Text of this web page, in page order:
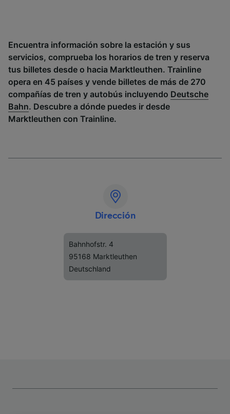
Encuentra información sobre la estación y sus
servicios, comprueba los horarios de tren y reserva
tus billetes desde o hacia Marktleuthen. Trainline
opera en 45 países y vende billetes de más de 270
compañías de tren y autobús incluyendo Deutsche
Bahn. Descubre a dónde puedes ir desde
Marktleuthen con Trainline.
Dirección
Bahnhofstr. 4
95168 Marktleuthen
Deutschland